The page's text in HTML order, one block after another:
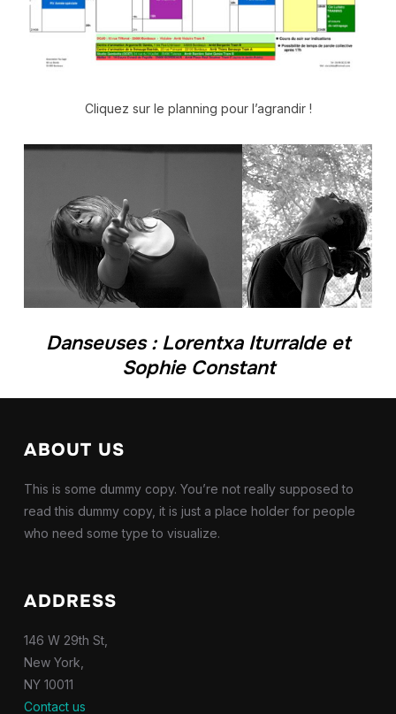
Cliquez sur le planning pour l’agrandir !
Danseuses : Lorentxa Iturralde et
Sophie Constant
ABOUT US
This is some dummy copy. You’re not really supposed to
read this dummy copy, it is just a place holder for people
who need some type to visualize.
ADDRESS
146 W 29th St,
New York,
NY 10011
Contact us